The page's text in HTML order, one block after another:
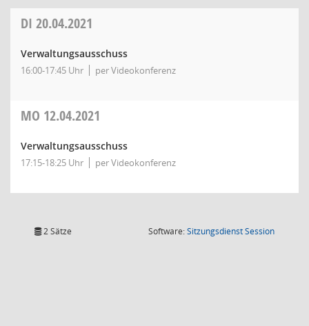
DI 20.04.2021
Verwaltungsausschuss
16:00-17:45 Uhr per Videokonferenz
MO 12.04.2021
Verwaltungsausschuss
17:15-18:25 Uhr per Videokonferenz
2 Sätze Software:SitzungsdienstSession(Wird in